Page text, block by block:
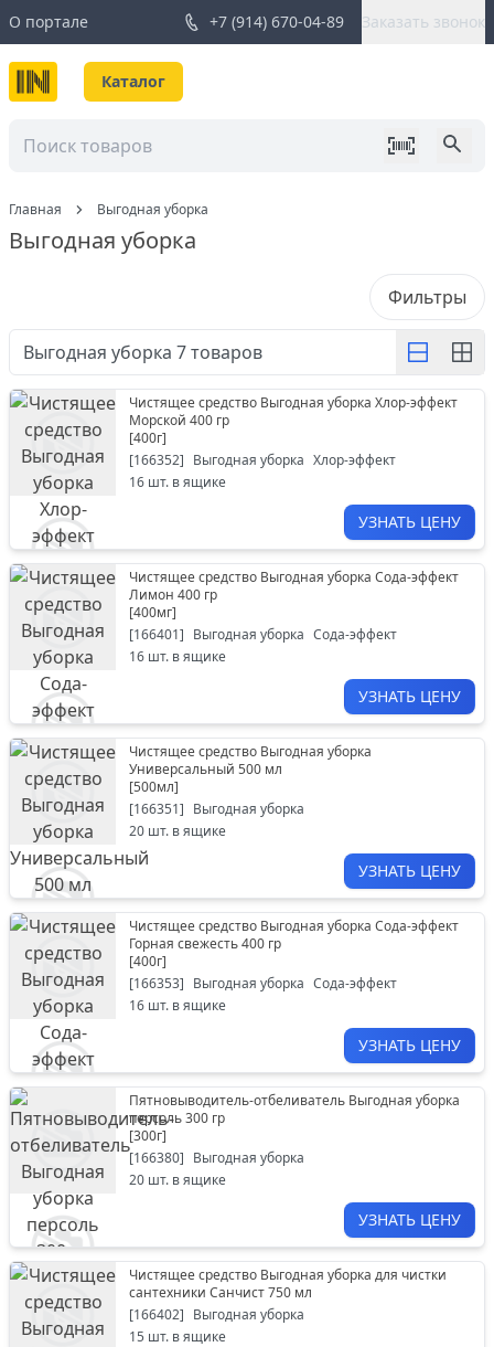
О портале +7 (914) 670-04-89 Заказать звонок
Каталог
Главная Выгодная уборка
Выгодная уборка
Фильтры
Выгодная уборка 7товаров
Чистящее средство Выгодная уборка Хлор-эффект
Морской 400 гр
[400г]
[166352] Выгодная уборка Хлор-эффект
16 шт. в ящике
УЗНАТЬ ЦЕНУ
Чистящее средство Выгодная уборка Сода-эффект
Лимон 400 гр
[400мг]
[166401] Выгодная уборка Сода-эффект
16 шт. в ящике
УЗНАТЬ ЦЕНУ
Чистящее средство Выгодная уборка
Универсальный 500 мл
[500мл]
[166351] Выгодная уборка
20 шт. в ящике
УЗНАТЬ ЦЕНУ
Чистящее средство Выгодная уборка Сода-эффект
Горная свежесть 400 гр
[400г]
[166353] Выгодная уборка Сода-эффект
16 шт. в ящике
УЗНАТЬ ЦЕНУ
Пятновыводитель-отбеливатель Выгодная уборка
персоль 300 гр
[300г]
[166380] Выгодная уборка
20 шт. в ящике
УЗНАТЬ ЦЕНУ
Чистящее средство Выгодная уборка для чистки
сантехники Санчист 750 мл
[166402] Выгодная уборка
15 шт. в ящике